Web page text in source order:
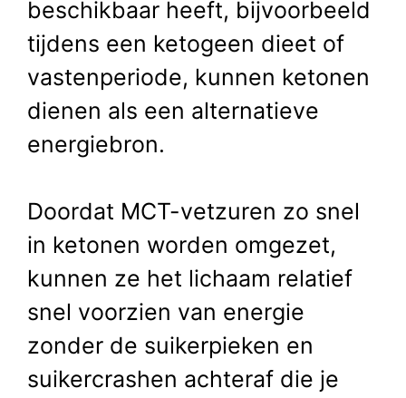
beschikbaar heeft, bijvoorbeeld
tijdens een ketogeen dieet of
vastenperiode, kunnen ketonen
dienen als een alternatieve
energiebron.
Doordat MCT-vetzuren zo snel
in ketonen worden omgezet,
kunnen ze het lichaam relatief
snel voorzien van energie
zonder de suikerpieken en
suikercrashen achteraf die je